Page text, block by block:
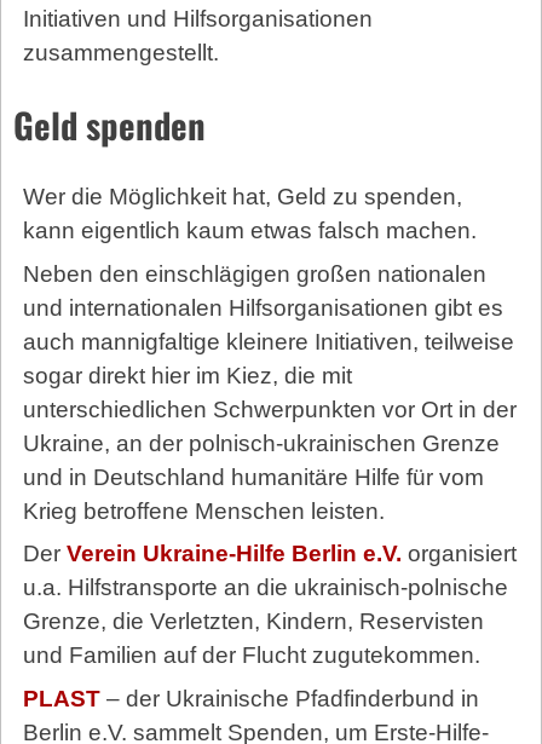
Initiativen und Hilfsorganisationen
zusammengestellt.
Geld spenden
Wer die Möglichkeit hat, Geld zu spenden,
kann eigentlich kaum etwas falsch machen.
Neben den einschlägigen großen nationalen
und internationalen Hilfsorganisationen gibt es
auch mannigfaltige kleinere Initiativen, teilweise
sogar direkt hier im Kiez, die mit
unterschiedlichen Schwerpunkten vor Ort in der
Ukraine, an der polnisch-ukrainischen Grenze
und in Deutschland humanitäre Hilfe für vom
Krieg betroffene Menschen leisten.
Der Verein Ukraine-Hilfe Berlin e.V. organisiert
u.a. Hilfstransporte an die ukrainisch-polnische
Grenze, die Verletzten, Kindern, Reservisten
und Familien auf der Flucht zugutekommen.
PLAST– der Ukrainische Pfadfinderbund in
Berlin e.V. sammelt Spenden, um Erste-Hilfe-